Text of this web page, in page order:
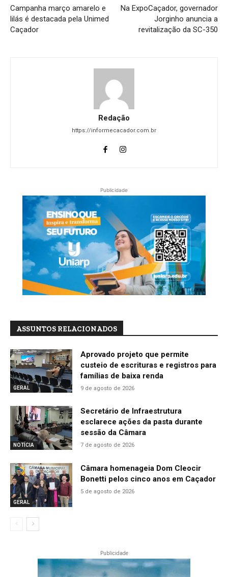
Campanha março amarelo e
lilás é destacada pela Unimed
Caçador
Na ExpoCaçador, governador
Jorginho anuncia a
revitalização da SC-350
Redação
https://informecacador.com.br
Publicidade
ASSUNTOS RELACIONADOS
GERAL
Aprovado projeto que permite
custeio de escrituras e registros para
famílias de baixa renda
9 de agosto de 2026
NOTÍCIA
Secretário de Infraestrutura
esclarece ações da pasta durante
sessão da Câmara
7 de agosto de 2026
GERAL
Câmara homenageia Dom Cleocir
Bonetti pelos cinco anos em Caçador
5 de agosto de 2026
Publicidade